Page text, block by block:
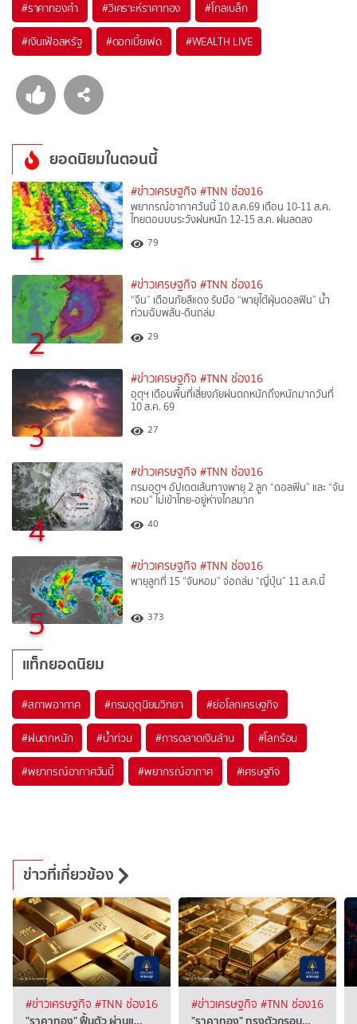
#ราคาทองคำ #วิเคราะห์ราคาทอง #โกลเบล็ก
#เงินเฟ้อสหรัฐ #ดอกเบี้ยเฟด #WEALTH LIVE
ยอดนิยมในตอนนี้
1
#ข่าวเศรษฐกิจ #TNN ช่อง16
พยากรณ์อากาศวันนี้ 10 ส.ค.69 เตือน 10-11 ส.ค.
ไทยตอนบนระวังฝนหนัก 12-15 ส.ค. ฝนลดลง
79
2
#ข่าวเศรษฐกิจ #TNN ช่อง16
“จีน” เตือนภัยสีแดง รับมือ “พายุไต้ฝุ่นดอลฟิน” น้ำ
ท่วมฉับพลัน-ดินถล่ม
29
3
#ข่าวเศรษฐกิจ #TNN ช่อง16
อุตุฯ เตือนพื้นที่เสี่ยงภัยฝนตกหนักถึงหนักมากวันที่
10 ส.ค. 69
27
4
#ข่าวเศรษฐกิจ #TNN ช่อง16
กรมอุตุฯ อัปเดตเส้นทางพายุ 2 ลูก “ดอลฟิน” และ “จัน
หอม” ไม่เข้าไทย-อยู่ห่างไกลมาก
40
5
#ข่าวเศรษฐกิจ #TNN ช่อง16
พายุลูกที่ 15 “จันหอม” จ่อถล่ม “ญี่ปุ่น” 11 ส.ค.นี้
373
แท็กยอดนิยม
#สภาพอากาศ #กรมอุตุนิยมวิทยา #ย่อโลกเศรษฐกิจ
#ฝนตกหนัก #น้ำท่วม #การตลาดเงินล้าน #โลกร้อน
#พยากรณ์อากาศวันนี้ #พยากรณ์อากาศ #เศรษฐกิจ
ข่าวที่เกี่ยวข้อง
#ข่าวเศรษฐกิจ #TNN ช่อง16 #ข่าวเศรษฐกิจ #TNN ช่อง16